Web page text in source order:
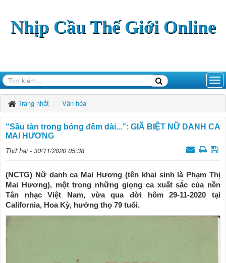
Nhịp Cầu Thế Giới Online
Trang nhất Văn hóa
“Sầu tàn trong bóng đêm dài...”: GIÃ BIỆT NỮ DANH CA
MAI HƯƠNG
Thứ hai - 30/11/2020 05:38
(NCTG) Nữ danh ca Mai Hương (tên khai sinh là Phạm Thị
Mai Hương), một trong những giọng ca xuất sắc của nền
Tân nhạc Việt Nam, vừa qua đời hôm 29-11-2020 tại
California, Hoa Kỳ, hưởng thọ 79 tuổi.